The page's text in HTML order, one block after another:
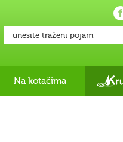
Na kotačima